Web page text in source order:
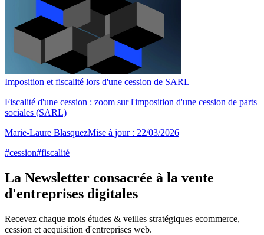
Imposition et fiscalité lors d'une cession de SARL
Fiscalité d'une cession : zoom sur l'imposition d'une cession de parts
sociales (SARL)
Marie-Laure BlasquezMise à jour : 22/03/2026
#cession#fiscalité
La Newsletter consacrée à la vente
d'entreprises digitales
Recevez chaque mois études & veilles stratégiques ecommerce,
cession et acquisition d'entreprises web.